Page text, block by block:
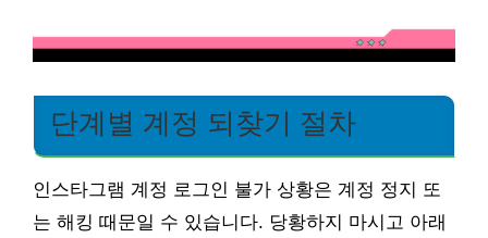
단계별 계정 되찾기 절차
인스타그램 계정 로그인 불가 상황은 계정 정지 또
는 해킹 때문일 수 있습니다. 당황하지 마시고 아래